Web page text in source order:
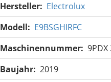
Hersteller: Electrolux
Modell: E9BSGHIRFC
Maschinennummer: 9PDX
Baujahr: 2019